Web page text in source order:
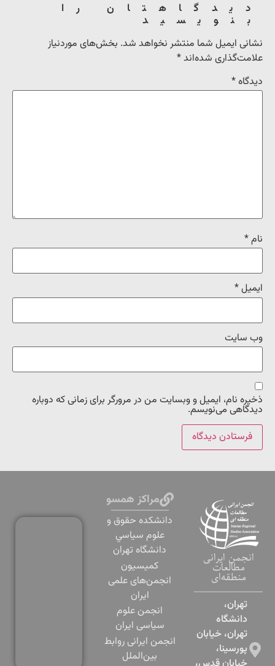
دیدگاهتان را
بنویسید
نشانی ایمیل شما منتشر نخواهد شد. بخش‌های موردنیاز
علامت‌گذاری شده‌اند*
دیدگاه*
نام*
ایمیل*
وب‌ سایت
ذخیره نام، ایمیل و وبسایت من در مرورگر برای زمانی که دوباره
دیدگاهی می‌نویسم.
انجمن ایرانی
مطالعات
منطقه‌ای
تهران،
دانشگاه
تهران، خیابان
پورسینا،
مراکز همسو
دانشكده حقوق و
علوم سياسي
دانشگاه تهران
کمیسیون
انجمن‌های علمی
ایران
انجمن علوم
سیاسی ایران
انجمن ایرانی روابط
بین‌الملل